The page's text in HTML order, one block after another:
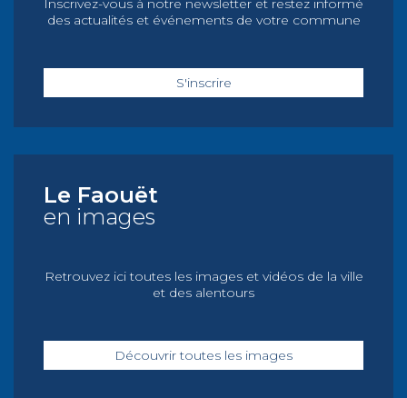
Inscrivez-vous à notre newsletter et restez informé
des actualités et événements de votre commune
S'inscrire
Le Faouët
en images
Retrouvez ici toutes les images et vidéos de la ville
et des alentours
Découvrir toutes les images